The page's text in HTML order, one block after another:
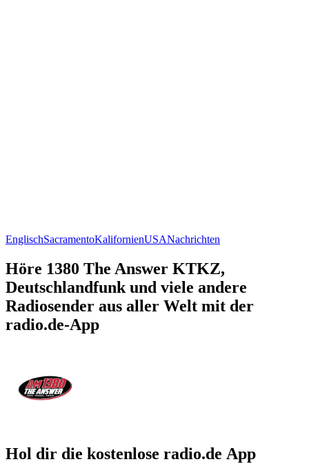
EnglischSacramentoKalifornienUSANachrichten
Höre 1380 The Answer KTKZ,
Deutschlandfunk und viele andere
Radiosender aus aller Welt mit der
radio.de-App
Hol dir die kostenlose radio.de App